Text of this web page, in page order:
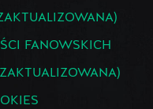
FANOWSKICH